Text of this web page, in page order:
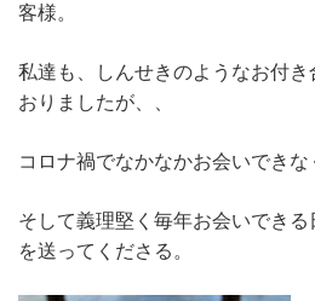
客様。
私達も、しんせきのようなお付
おりましたが、、
コロナ禍でなかなかお会いできな
そして義理堅く毎年お会いでき
を送ってくださる。